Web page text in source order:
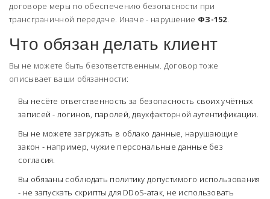
договоре меры по обеспечению безопасности при
трансграничной передаче. Иначе - нарушение ФЗ-152.
Что обязан делать клиент
Вы не можете быть безответственным. Договор тоже
описывает ваши обязанности:
Вы несёте ответственность за безопасность своих учётных
записей - логинов, паролей, двухфакторной аутентификации.
Вы не можете загружать в облако данные, нарушающие
закон - например, чужие персональные данные без
согласия.
Вы обязаны соблюдать политику допустимого использования
- не запускать скрипты для DDoS-атак, не использовать